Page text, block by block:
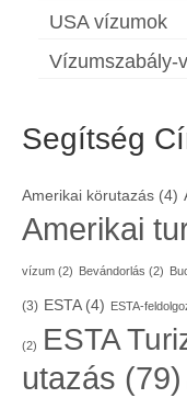
USA vízumok
Vízumszabály-
Segítség
Amerikai körutazás (4)
Amerikai
vízum (2) Bevándorlás (2)
(3) ESTA(4) ESTA-
(2) ESTA
utazás (79)